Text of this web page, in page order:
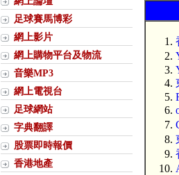
足球賽馬博彩
網上影片
網上購物平台及物流
音樂MP3
網上電視台
足球網站
字典翻譯
股票即時報價
香港地產